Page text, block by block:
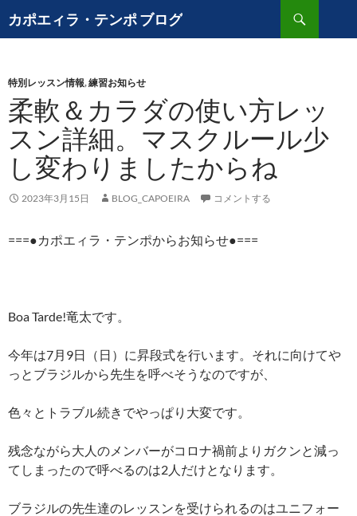
カポエィラ・テンポ ブログ
索
ン
ツ
へ
ス
キ
ッ
プ
特別レッスン情報,練習お知らせ
柔軟＆カラダの使い方レッ
スン詳細。マスクルール少
し変わりましたからね
2023年3月15日 BLOG_CAPOEIRA コメントする
===●カポエィラ・テンポからお知らせ●===
Boa Tarde!竜太です。
今年は7月9日（日）に昇段式を行います。それに向けてや
っとブラジルから先生を呼べそうなのですが、
色々とトラブル続きでやっぱり大変です。
残念ながら大人のメンバーがコロナ禍前よりガクンと減っ
てしまったので呼べるのは2人だけとなります。
ブラジルの先生達のレッスンを受けられるのはユニフォー